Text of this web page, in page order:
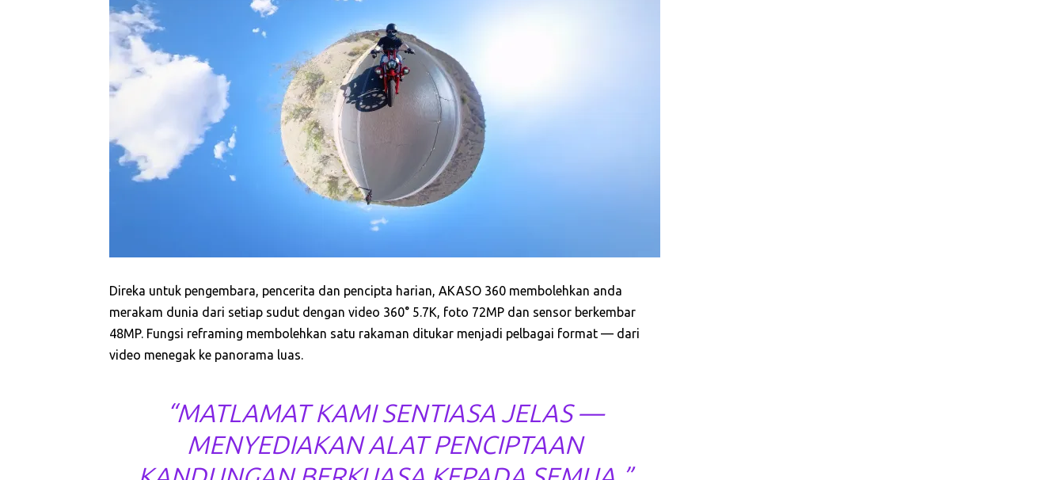
Direka untuk pengembara, pencerita dan pencipta harian, AKASO 360 membolehkan anda
merakam dunia dari setiap sudut dengan video 360° 5.7K, foto 72MP dan sensor berkembar
48MP. Fungsi reframing membolehkan satu rakaman ditukar menjadi pelbagai format — dari
video menegak ke panorama luas.
“MATLAMAT KAMI SENTIASA JELAS —
MENYEDIAKAN ALAT PENCIPTAAN